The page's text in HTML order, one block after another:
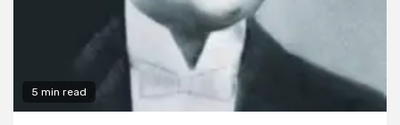
5 min read